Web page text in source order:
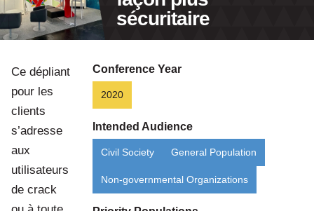
Canada Pavilion
Contact
Français
sécuritaire
Conference Year
2020
Intended Audience
Civil Society General Population
Non-governmental Organizations
Ce dépliant
pour les
clients
s’adresse
aux
utilisateurs
de crack